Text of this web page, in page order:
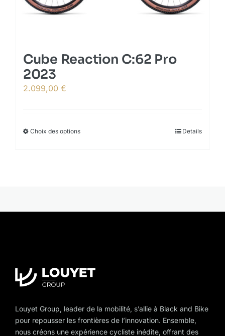
the
Cube Reaction C:62 Pro
2023
2.099,00 €
Choix des optionsThis
options
the
Details
Louyet Group, leader de la mobilité, s’allie à Black and Bike
pour repousser les frontières de l’innovation. Ensemble,
nous créons une expérience cycliste inédite, offrant des